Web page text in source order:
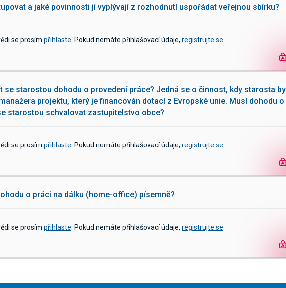
a jaké povinnosti jí vyplývají z rozhodnutí uspořádat veřejnou sbírku?
se prosím přihlaste . Pokud nemáte přihlašovací údaje, registrujte se
se starostou dohodu o provedení práce? Jedná se o činnost, kdy starosta by
projektu, který je financován dotací z Evropské unie. Musí dohodu o
starostou schvalovat zastupitelstvo obce?
se prosím přihlaste . Pokud nemáte přihlašovací údaje, registrujte se
o práci na dálku (home-office) písemně?
se prosím přihlaste . Pokud nemáte přihlašovací údaje, registrujte se